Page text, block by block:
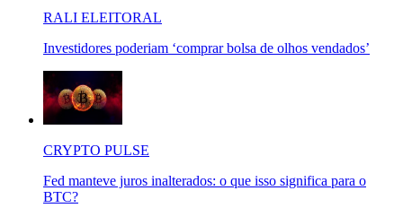
RALI ELEITORAL
Investidores poderiam ‘comprar bolsa de olhos vendados’
CRYPTO PULSE
Fed manteve juros inalterados: o que isso significa para o
BTC?